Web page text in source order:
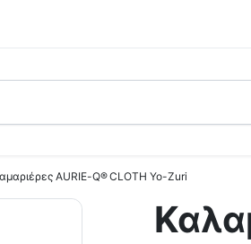
AURIE-Q® CLOTH Yo-Zuri